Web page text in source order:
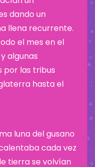
dando un
llena recurrente.
el mes en el
algunas
por las tribus
hasta el
luna del gusano
cada vez
tierra se volvían